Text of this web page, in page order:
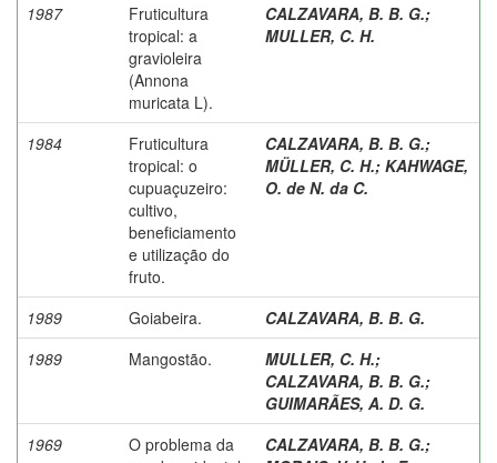
1987
Fruticultura
tropical: a
gravioleira
(Annona
muricata L).
CALZAVARA, B. B. G.;
MULLER, C. H.
1984
Fruticultura
tropical: o
cupuaçuzeiro:
cultivo,
beneficiamento
e utilização do
fruto.
CALZAVARA, B. B. G.;
MÜLLER, C. H.; KAHWAGE,
O. de N. da C.
1989 Goiabeira.
CALZAVARA, B. B. G.
1989
Mangostão. MULLER, C. H.;
CALZAVARA, B. B. G.;
GUIMARÃES, A. D. G.
1969
O problema da
CALZAVARA, B. B. G.;